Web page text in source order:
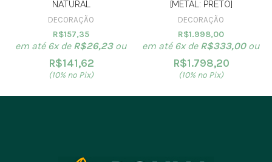
NATURAL
DECORAÇÃO
R$157,35
em até 6x de R$26,23ou
R$141,62
(10% no Pix)
[METAL: PRETO]
DECORAÇÃO
R$1.998,00
em até 6x de R$333,00ou
R$1.798,20
(10% no Pix)